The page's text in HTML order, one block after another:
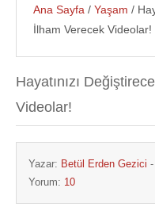
Ana Sayfa /Yaşam /
İlham Verecek Videolar!
Hayatınızı
Videolar!
Yazar: Betül Erden Gezici
Yorum: 10